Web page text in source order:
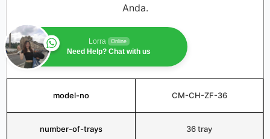
Anda.
Lorra Online
Need Help? Chat with us
model-no CM-CH-ZF-36
number-of-trays 36 tray